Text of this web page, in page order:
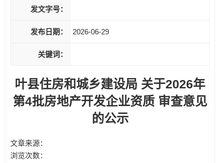
发文字号：
发布日期： 2026-06-29
关键词：
叶县住房和城乡建设局 关于2026年
第4批房地产开发企业资质 审查意见
的公示
文章来源：
浏览次数：